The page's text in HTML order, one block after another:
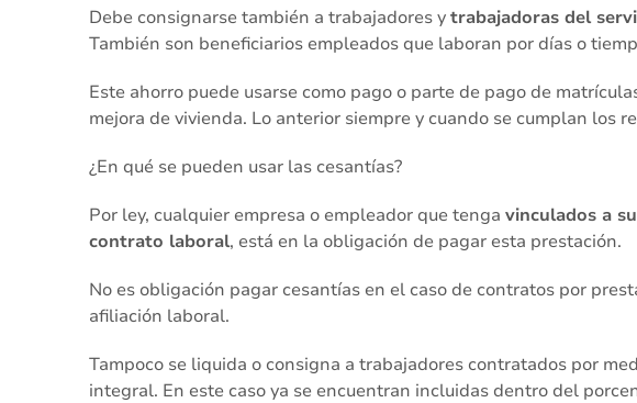
Debe consignarse también a trabajadores ytrabajadoras del
También son beneficiarios empleados que laboran por días o
Este ahorro puede usarse como pago o parte de pago de
mejora de vivienda. Lo anterior siempre y cuando se cumplan los
¿En qué se pueden usar las cesantías?
Por ley, cualquier empresa o empleador que tenga vinculados a
contrato laboral, está en la obligación de pagar esta prestación.
No es obligación pagar cesantías en el caso de contratos por
afiliación laboral.
Tampoco se liquida o consigna a trabajadores contratados por
integral. En este caso ya se encuentran incluidas dentro del